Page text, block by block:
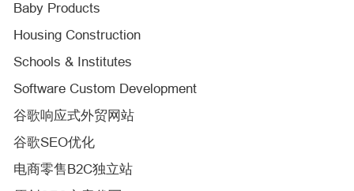
Baby Products
Housing Construction
Schools & Institutes
Software Custom Development
谷歌响应式外贸网站
谷歌SEO优化
电商零售B2C独立站